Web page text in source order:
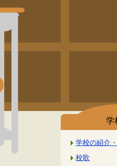
学
学校の紹介
校歌